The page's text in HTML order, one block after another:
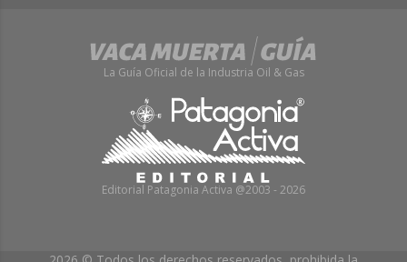
La Guía Oficial de la Industria Oil & Gas
Editorial Patagonia Activa @2003 - 2026